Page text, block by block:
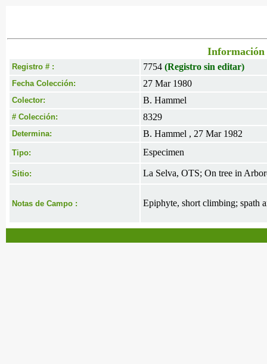
Información
Registro # : 7754 (Registro sin editar)
Fecha Colección: 27 Mar 1980
Colector: B. Hammel
# Colección: 8329
Determina: B. Hammel , 27 Mar 1982
Tipo: Especimen
Sitio: La Selva, OTS; On tree in
Notas de Campo : Epiphyte, short climbing; spath